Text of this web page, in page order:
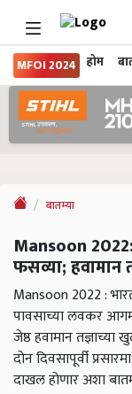
MFOI 2024 होम
बातम्या
Mansoon
फसव्या;
Mansoon 2022 :
पावसाच्या लवकर
जेष्ठ हवामान
दोन दिवसापूर्वी
दाखल होणार अशा